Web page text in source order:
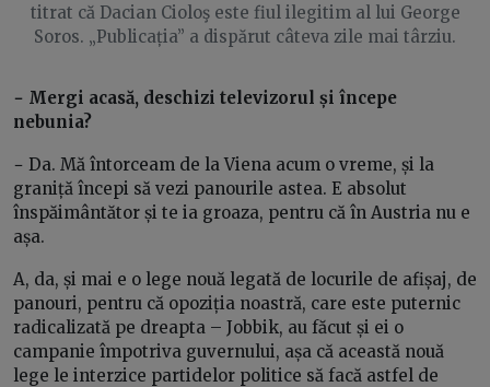
titrat că Dacian Cioloş este fiul ilegitim al lui George
Soros. „Publicația” a dispărut câteva zile mai târziu.
− Mergi acasă, deschizi televizorul și începe
nebunia?
− Da. Mă întorceam de la Viena acum o vreme, și la
graniță începi să vezi panourile astea. E absolut
înspăimântător și te ia groaza, pentru că în Austria nu e
așa.
A, da, și mai e o lege nouă legată de locurile de afișaj, de
panouri, pentru că opoziția noastră, care este puternic
radicalizată pe dreapta – Jobbik, au făcut și ei o
campanie împotriva guvernului, așa că această nouă
lege le interzice partidelor politice să facă astfel de